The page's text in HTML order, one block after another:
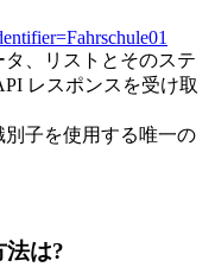
、リストとそのステ
レスポンスを受け取
子を使用する唯一の
法は?